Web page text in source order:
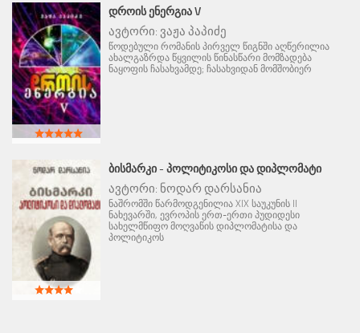
ᲓᲠᲝᲘᲡ ᲔᲜᲔᲠᲒᲘᲐ V
ავტორი: ვაჟა პაპიძე
წოდებული რომანის პირველ წიგნში აღწერილია
ახალგაზრდა წყვილის წინასწარი მომზადება
ნაყოფის ჩასახვამდე; ჩასახვიდან მომშობიერ
ᲑᲘᲡᲛᲐᲠᲙᲘ - ᲞᲝᲚᲘᲢᲘᲙᲝᲡᲘ ᲓᲐ ᲓᲘᲞᲚᲝᲛᲐᲢᲘ
ავტორი: ნოდარ დარსანია
ნაშრომში წარმოდგენილია XIX საუკუნის II
ნახევარში, ევროპის ერთ-ერთი პუდიდესი
სახელმწიფო მოღვაწის დიპლომატისა და
პოლიტიკოს